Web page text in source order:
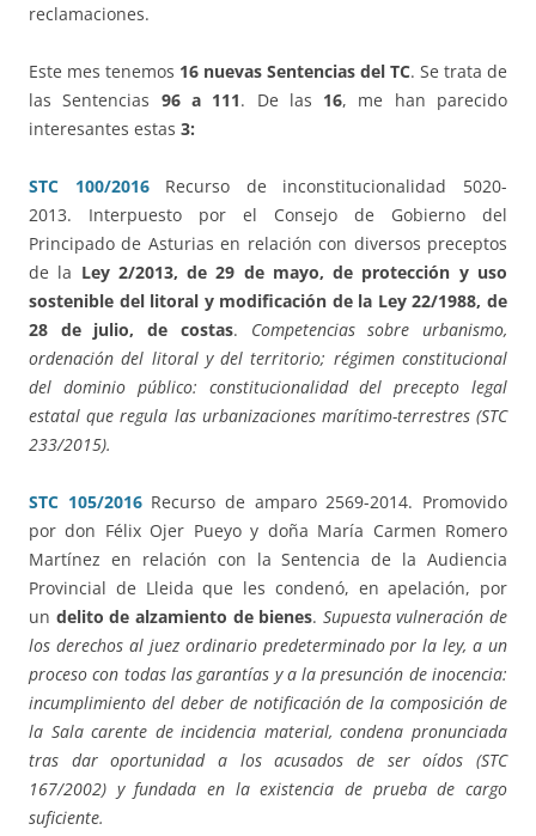
reclamaciones.
Este mes tenemos 16 nuevas Sentencias del TC. Se trata de
las Sentencias 96 a 111. De las 16, me han parecido
interesantes estas 3:
STC 100/2016
Recurso de inconstitucionalidad 5020-
2013. Interpuesto por el Consejo de Gobierno del
Principado de Asturias en relación con diversos preceptos
de la Ley 2/2013, de 29 de mayo, de protección y uso
sostenible del litoral y modificación de la Ley 22/1988, de
28 de julio, de costas. Competencias sobre urbanismo,
ordenación del litoral y del territorio; régimen constitucional
del dominio público: constitucionalidad del precepto legal
estatal que regula las urbanizaciones marítimo-terrestres (STC
233/2015).
STC 105/2016Recurso de amparo 2569-2014. Promovido
por don Félix Ojer Pueyo y doña María Carmen Romero
Martínez en relación con la Sentencia de la Audiencia
Provincial de Lleida que les condenó, en apelación, por
un delito de alzamiento de bienes. Supuesta vulneración de
los derechos al juez ordinario predeterminado por la ley, a un
proceso con todas las garantías y a la presunción de inocencia:
incumplimiento del deber de notificación de la composición de
la Sala carente de incidencia material, condena pronunciada
tras dar oportunidad a los acusados de ser oídos (STC
167/2002) y fundada en la existencia de prueba de cargo
suficiente.